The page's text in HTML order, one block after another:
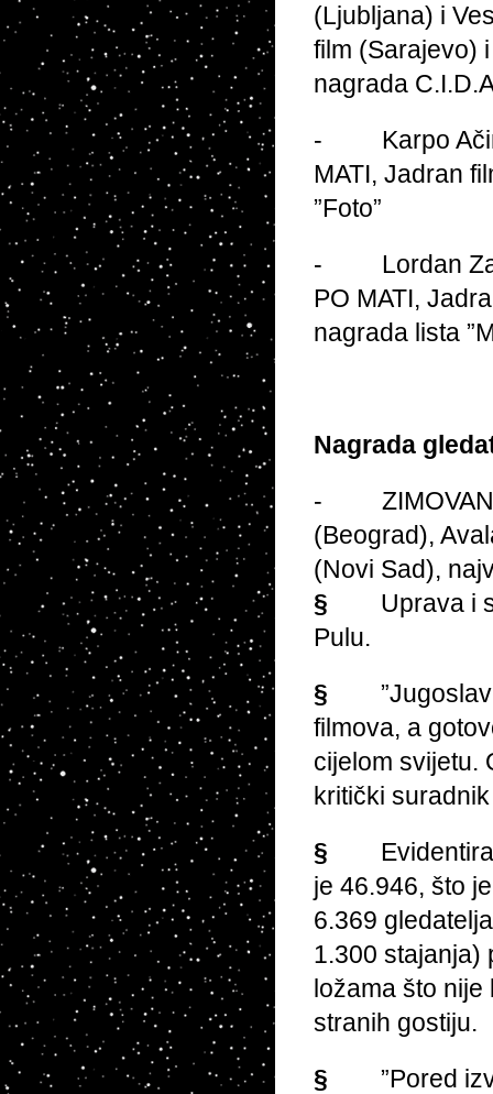
(Ljubljana) i
film (Sarajevo)
nagrada
- Karpo
MATI, Jadran
”Foto”
- Lordan
PO MATI,
nagrada lista
Nagrada
-
(Beograd),
(Novi Sad),
§ Uprava i
Pulu.
§
filmova, a
cijelom svijetu.
kritički
§
je 46.946, što
6.369
1.300 stajanja)
ložama što
stranih gostiju.
§ ”Pored